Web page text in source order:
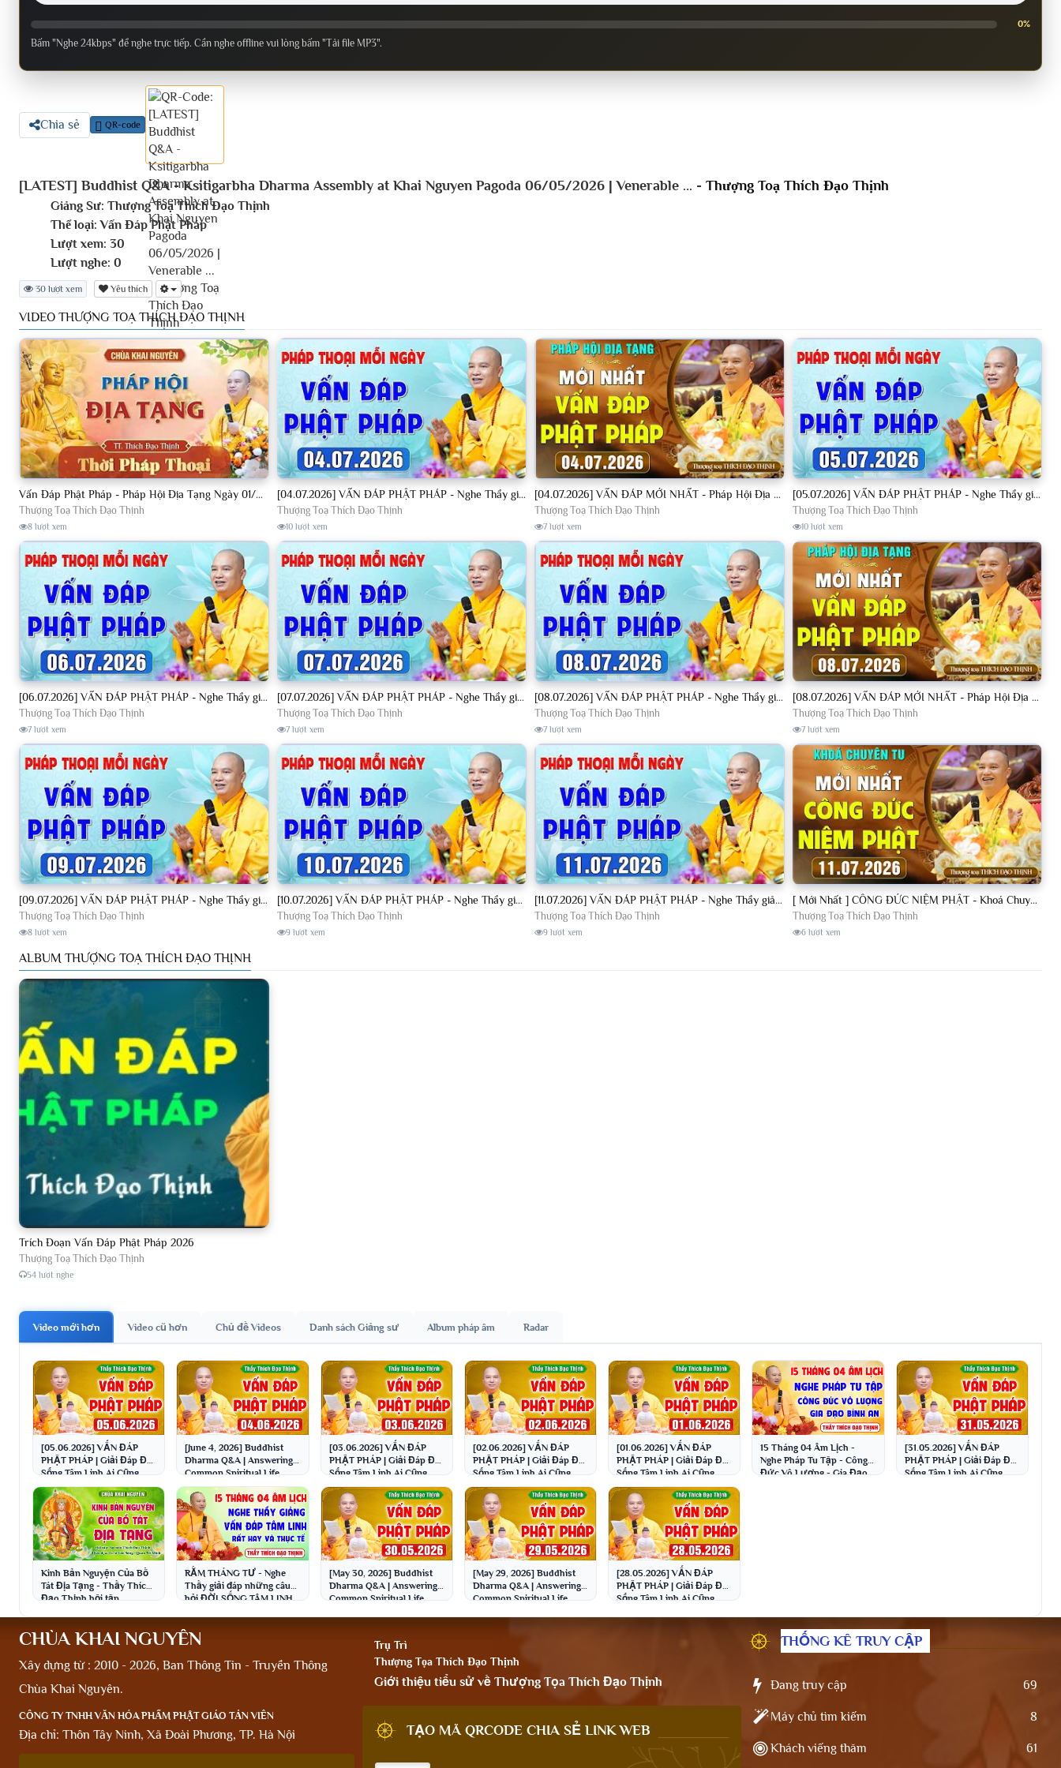
0%
Bấm "Nghe 24kbps" để nghe trực tiếp. Cần nghe offline vui lòng bấm "Tải file MP3".
Chia sẻ QR-code
[LATEST] Buddhist Q&A - Ksitigarbha Dharma Assembly at Khai Nguyen Pagoda 06/05/2026 | Venerable ... - Thượng Toạ Thích Đạo Thịnh
Giảng Sư: Thượng Toạ Thích Đạo Thịnh
Thể loại: Vấn Đáp Phật Pháp
Lượt xem: 30
Lượt nghe: 0
30 lượt xem Yêu thích
VIDEO THƯỢNG TOẠ THÍCH ĐẠO THỊNH
Vấn Đáp Phật Pháp - Pháp Hội Địa Tạng Ngày 01/08/2026│TT. Thích Đạo Thịnh
Thượng Toạ Thích Đạo Thịnh
8 lượt xem
[04.07.2026] VẤN ĐÁP PHẬT PHÁP - Nghe Thầy giảng Pháp mỗi ngày CÔNG ĐỨC VÔ LƯỢNG│TT. Thích Đạo Thịnh
Thượng Toạ Thích Đạo Thịnh
10 lượt xem
[04.07.2026] VẤN ĐÁP MỚI NHẤT - Pháp Hội Địa Tạng Chùa Khai Nguyên | TT. Thích Đạo Thịnh
Thượng Toạ Thích Đạo Thịnh
7 lượt xem
[05.07.2026] VẤN ĐÁP PHẬT PHÁP - Nghe Thầy giảng Pháp mỗi ngày CÔNG ĐỨC VÔ LƯỢNG│TT. Thích Đạo Thịnh
Thượng Toạ Thích Đạo Thịnh
10 lượt xem
[06.07.2026] VẤN ĐÁP PHẬT PHÁP - Nghe Thầy giảng Pháp mỗi ngày CÔNG ĐỨC VÔ LƯỢNG│TT. Thích Đạo Thịnh
Thượng Toạ Thích Đạo Thịnh
7 lượt xem
[07.07.2026] VẤN ĐÁP PHẬT PHÁP - Nghe Thầy giảng Pháp mỗi ngày CÔNG ĐỨC VÔ LƯỢNG│TT. Thích Đạo Thịnh
Thượng Toạ Thích Đạo Thịnh
7 lượt xem
[08.07.2026] VẤN ĐÁP PHẬT PHÁP - Nghe Thầy giảng Pháp mỗi ngày CÔNG ĐỨC VÔ LƯỢNG│TT. Thích Đạo Thịnh
Thượng Toạ Thích Đạo Thịnh
7 lượt xem
[08.07.2026] VẤN ĐÁP MỚI NHẤT - Pháp Hội Địa Tạng Chùa Khai Nguyên | TT. Thích Đạo Thịnh
Thượng Toạ Thích Đạo Thịnh
7 lượt xem
[09.07.2026] VẤN ĐÁP PHẬT PHÁP - Nghe Thầy giảng Pháp mỗi ngày CÔNG ĐỨC VÔ LƯỢNG│TT. Thích Đạo Thịnh
Thượng Toạ Thích Đạo Thịnh
8 lượt xem
[10.07.2026] VẤN ĐÁP PHẬT PHÁP - Nghe Thầy giảng Pháp mỗi ngày CÔNG ĐỨC VÔ LƯỢNG│TT. Thích Đạo Thịnh
Thượng Toạ Thích Đạo Thịnh
9 lượt xem
[11.07.2026] VẤN ĐÁP PHẬT PHÁP - Nghe Thầy giảng Pháp mỗi ngày CÔNG ĐỨC VÔ LƯỢNG│TT. Thích Đạo Thịnh
Thượng Toạ Thích Đạo Thịnh
9 lượt xem
[ Mới Nhất ] CÔNG ĐỨC NIỆM PHẬT - Khoá Chuyên Tu Chùa Khai Nguyên 11/07/2026 | TT. Thích Đạo Thịnh
Thượng Toạ Thích Đạo Thịnh
6 lượt xem
ALBUM THƯỢNG TOẠ THÍCH ĐẠO THỊNH
Trích Đoạn Vấn Đáp Phật Pháp 2026
Thượng Toạ Thích Đạo Thịnh
54 lượt nghe
Video mới hơn Video cũ hơn Chủ đề Videos Danh sách Giảng sư Album pháp âm Radar
[05.06.2026] VẤN ĐÁP
PHẬT PHÁP | Giải Đáp Đời
Sống Tâm Linh Ai Cũng
Gặp | Thầy Thích Đạo
Thịnh
[June 4, 2026] Buddhist
Dharma Q&A | Answering
Common Spiritual Life
Questions | Venerable
Thich ...
[03.06.2026] VẤN ĐÁP
PHẬT PHÁP | Giải Đáp Đời
Sống Tâm Linh Ai Cũng
Gặp | Thầy Thích Đạo
Thịnh
[02.06.2026] VẤN ĐÁP
PHẬT PHÁP | Giải Đáp Đời
Sống Tâm Linh Ai Cũng
Gặp | Thầy Thích Đạo
Thịnh
[01.06.2026] VẤN ĐÁP
PHẬT PHÁP | Giải Đáp Đời
Sống Tâm Linh Ai Cũng
Gặp | Thầy Thích Đạo
Thịnh
15 Tháng 04 Âm Lịch -
Nghe Pháp Tu Tập - Công
Đức Vô Lượng - Gia Đạo
[31.05.2026] VẤN ĐÁP
PHẬT PHÁP | Giải Đáp Đời
Sống Tâm Linh Ai Cũng
Kinh Bản Nguyện Của Bồ
Tát Địa Tạng - Thầy Thích
Đạo Thịnh hội tập
RẰM THÁNG TƯ - Nghe
Thầy giải đáp những câu
hỏi ĐỜI SỐNG TÂM LINH
[May 30, 2026] Buddhist
Dharma Q&A | Answering
Common Spiritual Life
[May 29, 2026] Buddhist
Dharma Q&A | Answering
Common Spiritual Life
[28.05.2026] VẤN ĐÁP
PHẬT PHÁP | Giải Đáp Đời
Sống Tâm Linh Ai Cũng
CHÙA KHAI NGUYÊN
Xây dựng từ : 2010 - 2026, Ban Thông Tin - Truyền Thông
Chùa Khai Nguyên.
CÔNG TY TNHH VĂN HÓA PHẨM PHẬT GIÁO TẢN VIÊN
Địa chỉ: Thôn Tây Ninh, Xã Đoài Phương, TP. Hà Nội
Trụ Trì
Thượng Tọa Thích Đạo Thịnh
Giới thiệu tiểu sử về Thượng Tọa Thích Đạo Thịnh
TẠO MÃ QRCODE CHIA SẺ LINK WEB
THỐNG KÊ TRUY CẬP
Đang truy cập 69
Máy chủ tìm kiếm 8
Khách viếng thăm 61